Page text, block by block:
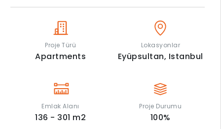
Proje Türü
Apartments
Lokasyonlar
Eyüpsultan, Istanbul
Emlak Alanı
136 - 301 m2
Proje Durumu
100%